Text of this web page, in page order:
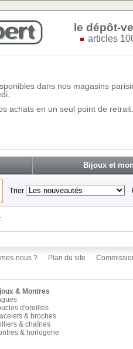
le dépôt-
articles
dans nos magasins
achats en un seul point de retrait.
Bijoux et
Trier
nous ? Plan du site
& Montres
d'oreilles
& broches
& chaînes
& horlogerie